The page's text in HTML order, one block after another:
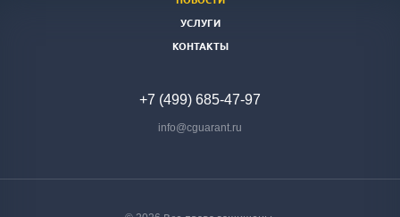
УСЛУГИ
КОНТАКТЫ
+7 (499) 685-47-97
info@cguarant.ru